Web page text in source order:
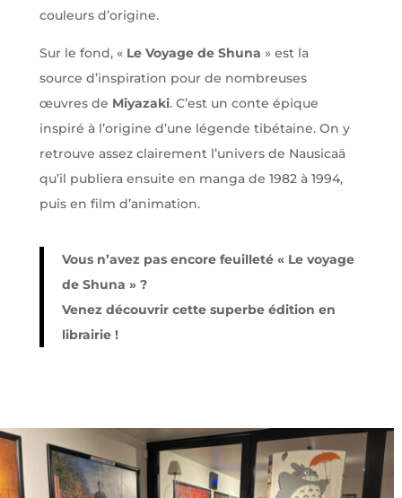
couleurs d’origine.
Sur le fond, « Le Voyage de Shuna » est la
source d’inspiration pour de nombreuses
œuvres de Miyazaki. C’est un conte épique
inspiré à l’origine d’une légende tibétaine. On y
retrouve assez clairement l’univers de Nausicaä
qu’il publiera ensuite en manga de 1982 à 1994,
puis en film d’animation.
Vous n’avez pas encore feuilleté « Le voyage
de Shuna » ?
Venez découvrir cette superbe édition en
librairie !